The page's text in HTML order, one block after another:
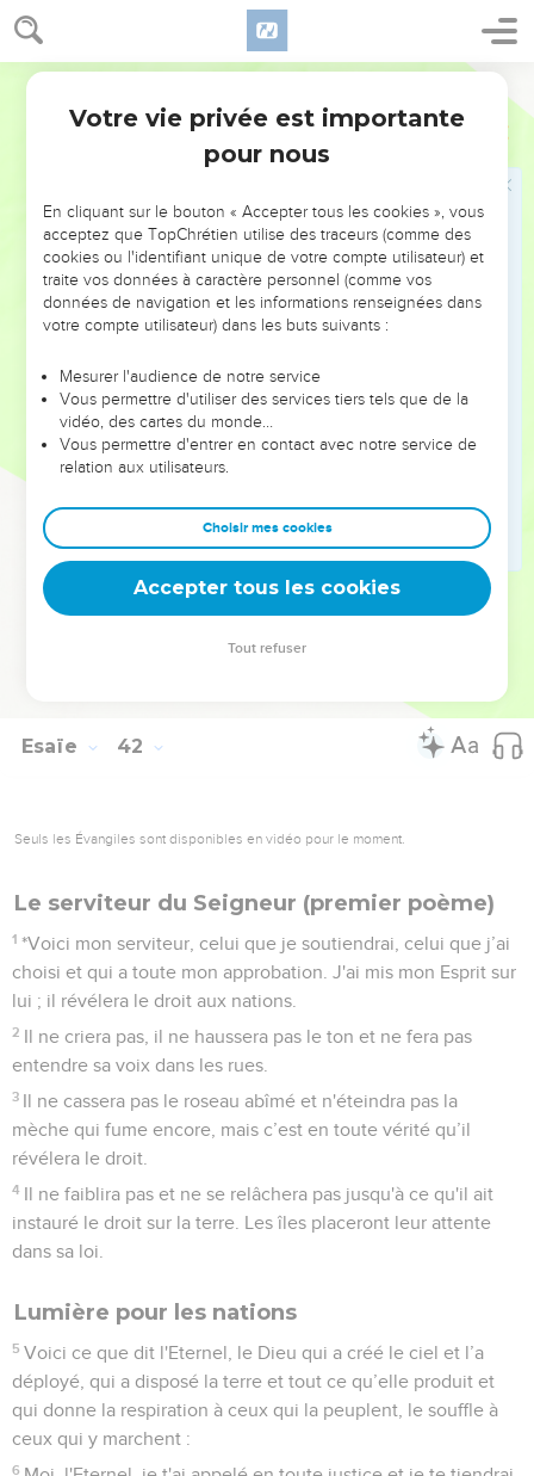
Esaïe 41
le ! Nous y réfléchirons et saurons ainsi si elles se sont
accomplies. Ou bien annoncez-nous l'avenir !
Révélez ce qui arrivera plus tard ! Nous reconnaîtrons alors
que vous êtes des dieux. Faites seulement quelque chose,
que ce soit bien ou mal, pour que nous le voyions et
l’examinions ensemble !
En réalité, vous êtes moins que rien et votre activité est
plus que vide. C'est une erreur monstrueuse que de vous
choisir.
Je l'ai fait surgir du nord et il est venu ; depuis l'est, il
recourt à mon nom ; il écrase les gouverneurs comme de la
Qui l'a révélé dès le début pour que nous le sachions,
longtemps à l'avance pour que nous puissions dire : « C'est
juste » ? Personne ne l'a révélé, personne ne l'a annoncé et
personne n'a entendu vos paroles.
J’ai été le premier à dire à Sion : « Les voici », à donner à
Jérusalem un messager de bonnes nouvelles.
Je regarde, mais personne ne se présente : personne
parmi eux qui puisse donner un avis et qui puisse répondre
Esaïe 42
Seuls les Évangiles sont disponibles en vidéo pour le moment.
Le serviteur du Seigneur (premier poème)
1 *Voici mon serviteur, celui que je soutiendrai, celui que j’ai
choisi et qui a toute mon approbation. J'ai mis mon Esprit sur
lui ; il révélera le droit aux nations.
2 Il ne criera pas, il ne haussera pas le ton et ne fera pas
entendre sa voix dans les rues.
3 Il ne cassera pas le roseau abîmé et n'éteindra pas la
mèche qui fume encore, mais c’est en toute vérité qu’il
révélera le droit.
4 Il ne faiblira pas et ne se relâchera pas jusqu'à ce qu'il ait
instauré le droit sur la terre. Les îles placeront leur attente
dans sa loi.
Lumière pour les nations
5 Voici ce que dit l'Eternel, le Dieu qui a créé le ciel et l’a
déployé, qui a disposé la terre et tout ce qu’elle produit et
qui donne la respiration à ceux qui la peuplent, le souffle à
ceux qui y marchent :
6
Votre vie privée est importante
pour nous
En cliquant sur le bouton « Accepter tous les cookies », vous
acceptez que TopChrétien utilise des traceurs (comme des
cookies ou l'identifiant unique de votre compte utilisateur) et
traite vos données à caractère personnel (comme vos
données de navigation et les informations renseignées dans
votre compte utilisateur) dans les buts suivants :
Mesurer l'audience de notre service
Vous permettre d'utiliser des services tiers tels que de la
vidéo, des cartes du monde…
Vous permettre d'entrer en contact avec notre service de
relation aux utilisateurs.
Choisir mes cookies
Accepter tous les cookies
Tout refuser